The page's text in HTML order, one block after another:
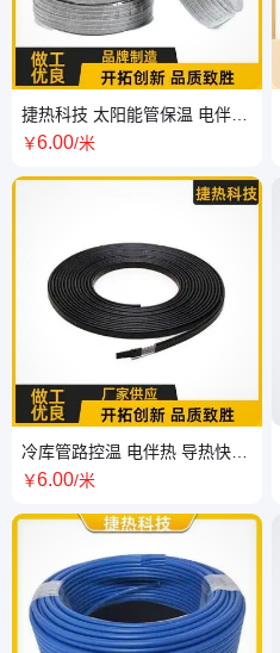
捷热科技 太阳能管保温 电伴热
屏蔽抗扰 安装简便 按需定制
￥6.00/米
冷库管路控温 电伴热 导热快速
防护性强 按需定制 捷热科技
￥6.00/米